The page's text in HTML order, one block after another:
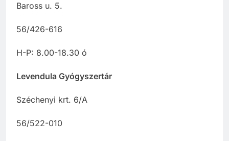
Baross u. 5.
56/426-616
H-P: 8.00-18.30 ó
Levendula Gyógyszertár
Széchenyi krt. 6/A
56/522-010